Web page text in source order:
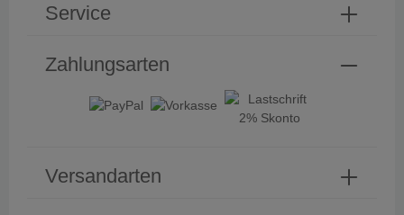
Service
Zahlungsarten
Versandarten